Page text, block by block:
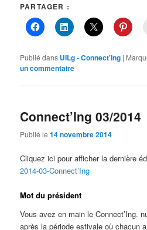
PARTAGER :
Publié dans UILg - Connect'Ing |
un commentaire
Connect’Ing 03/2014
Publié le14 novembre 2014
Cliquez ici pour afficher la dernière
2014-03-Connect’Ing
Mot du président
Vous avez en main le Connect’Ing.
après la période estivale où chacun